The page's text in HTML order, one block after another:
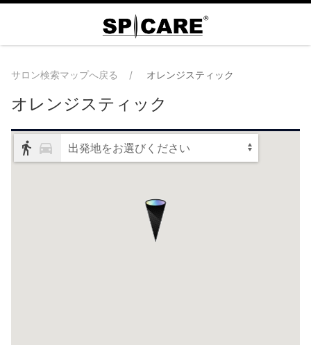
サロン検索マップへ戻る オレンジスティック
オレンジスティック
出発地をお選びください